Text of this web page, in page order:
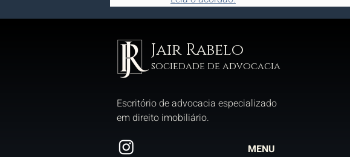
Jair Rabelo
sociedade de advocacia
Escritório de advocacia especializado
em direito imobiliário.
MENU